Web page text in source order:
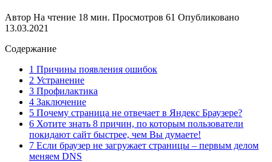
Автор На чтение 18 мин. Просмотров 61 Опубликовано
13.03.2021
Содержание
1 Причины появления ошибок
2 Устранение
3 Профилактика
4 Заключение
5 Почему страница не отвечает в Яндекс Браузере?
6 Хотите знать 8 причин, по которым пользователи
покидают сайт быстрее, чем Вы думаете!
7 Если браузер не загружает страницы – первым делом
меняем DNS